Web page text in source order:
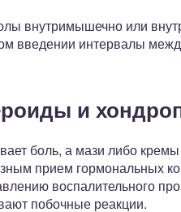
внутримышечно или
введении интервалы
и
боль, а мази либо
прием гормональных
воспалительного
побочные реакции.